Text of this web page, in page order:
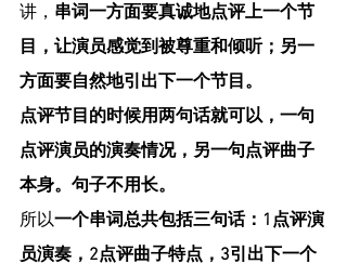
讲， 串词一方面要真诚地点评上一个节
目，让演员感觉到被尊重和倾听；另一
方面要自然地引出下一个节目。
点评节目的时候用两句话就可以，一句
点评演员的演奏情况，另一句点评曲子
本身。句子不用长。
所以一个串词总共包括三句话：1点评演
员演奏，2点评曲子特点，3引出下一个